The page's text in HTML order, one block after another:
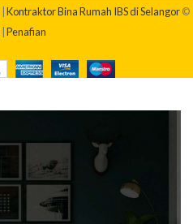
Kontraktor Bina Rumah IBS di Selangor©
Penafian
RUMAH SAYA?
rumah anda sekarang!